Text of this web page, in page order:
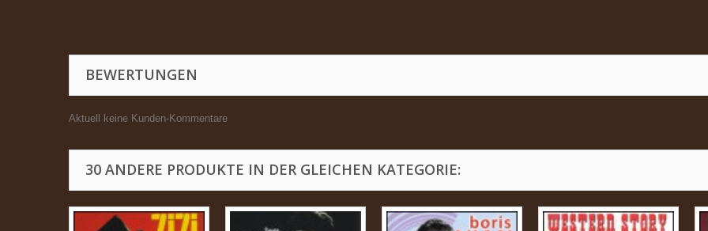
BEWERTUNGEN
Aktuell keine Kunden-Kommentare
30 ANDERE PRODUKTE IN DER GLEICHEN KATEGORIE: